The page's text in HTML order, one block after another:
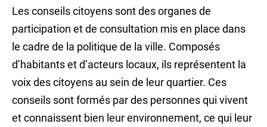
Les conseils citoyens sont des organes de
participation et de consultation mis en place dans
le cadre de la politique de la ville. Composés
d’habitants et d’acteurs locaux, ils représentent la
voix des citoyens au sein de leur quartier. Ces
conseils sont formés par des personnes qui vivent
et connaissent bien leur environnement, ce qui leur